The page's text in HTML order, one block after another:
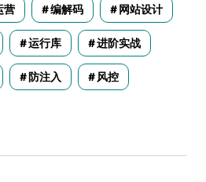
营 编解码 网站设计
运行库 进阶实战
防注入 风控